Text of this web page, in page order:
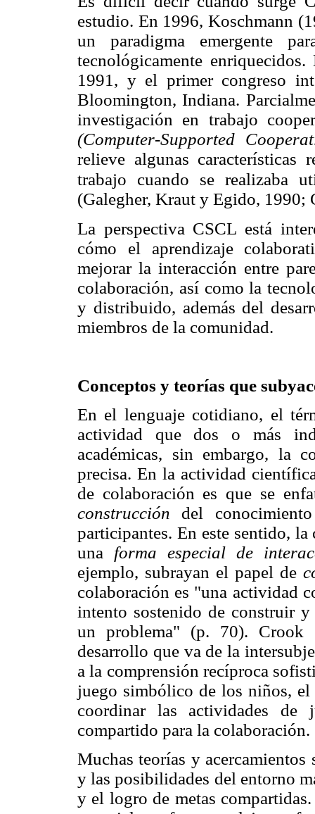
estudio. En 1996, Koschmann
un paradigma emergente
tecnológicamente
1991, y el primer congreso
Bloomington, Indiana.
investigación en trabajo
(Computer-Supported
relieve algunas características
trabajo cuando se realizaba
(Galegher, Kraut y Egido, 1990;
La perspectiva CSCL está
cómo el aprendizaje
mejorar la interacción entre
colaboración, así como la
y distribuido, además del
miembros de la comunidad.
Conceptos y teorías que
En el lenguaje cotidiano, el
actividad que dos o más
académicas, sin embargo, la
precisa. En la actividad
de colaboración es que se
construcción del
participantes. En este sentido,
una forma especial de
ejemplo, subrayan el papel de
colaboración es "una actividad
intento sostenido de construir
un problema" (p. 70). Crook
desarrollo que va de la
a la comprensión recíproca
juego simbólico de los niños,
coordinar las actividades de
compartido para la colaboración.
Muchas teorías y
y las posibilidades del entorno
y el logro de metas